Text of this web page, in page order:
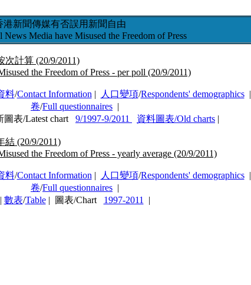
港新聞傳媒有否誤用新聞自由
News Media have Misused the Freedom of Press
計算 (20/9/2011)
the Freedom of Press - per poll (20/9/2011)
料/Contact Information | 人口變項/Respondents' demographics|
卷/Full questionnaires |
圖表/Latest chart 9/1997-9/2011 資料圖表/Old charts |
(20/9/2011)
the Freedom of Press - yearly average (20/9/2011)
料/Contact Information | 人口變項/Respondents' demographics|
卷/Full questionnaires |
| 數表/Table| 圖表/Chart 1997-2011 |